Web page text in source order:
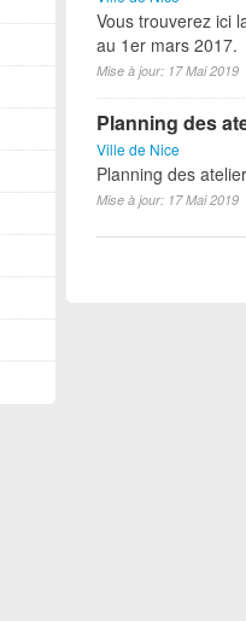
Vous trouverez ici
au 1er mars 2017.
Mise à jour: 17 Mai 2019
Planning des
Ville de Nice
Planning des
Mise à jour: 17 Mai 2019